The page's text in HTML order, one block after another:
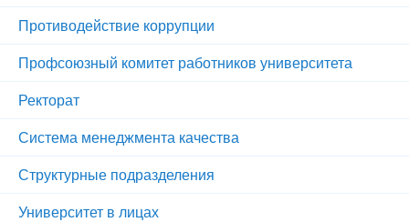
Противодействие коррупции
Профсоюзный комитет работников университета
Ректорат
Система менеджмента качества
Структурные подразделения
Университет в лицах